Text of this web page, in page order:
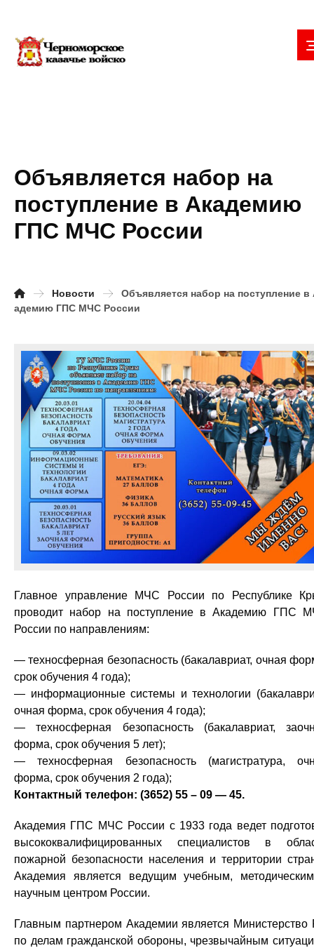
Объявляется набор на
поступление в Академию
ГПС МЧС России
Новости
Объявляется набор на поступление в
адемию ГПС МЧС России
Главное управление МЧС России по Республике
проводит набор на поступление в Академию ГПС
России по направлениям:
— техносферная безопасность (бакалавриат, очная
срок обучения 4 года);
— информационные системы и технологии
очная форма, срок обучения 4 года);
— техносферная безопасность (бакалавриат,
форма, срок обучения 5 лет);
— техносферная безопасность (магистратура,
форма, срок обучения 2 года);
Контактный телефон: (3652) 55 – 09 — 45.
Академия ГПС МЧС России с 1933 года ведет
высококвалифицированных специалистов в
пожарной безопасности населения и территории
Академия является ведущим учебным,
научным центром России.
Главным партнером Академии является Министерство
по делам гражданской обороны, чрезвычайным